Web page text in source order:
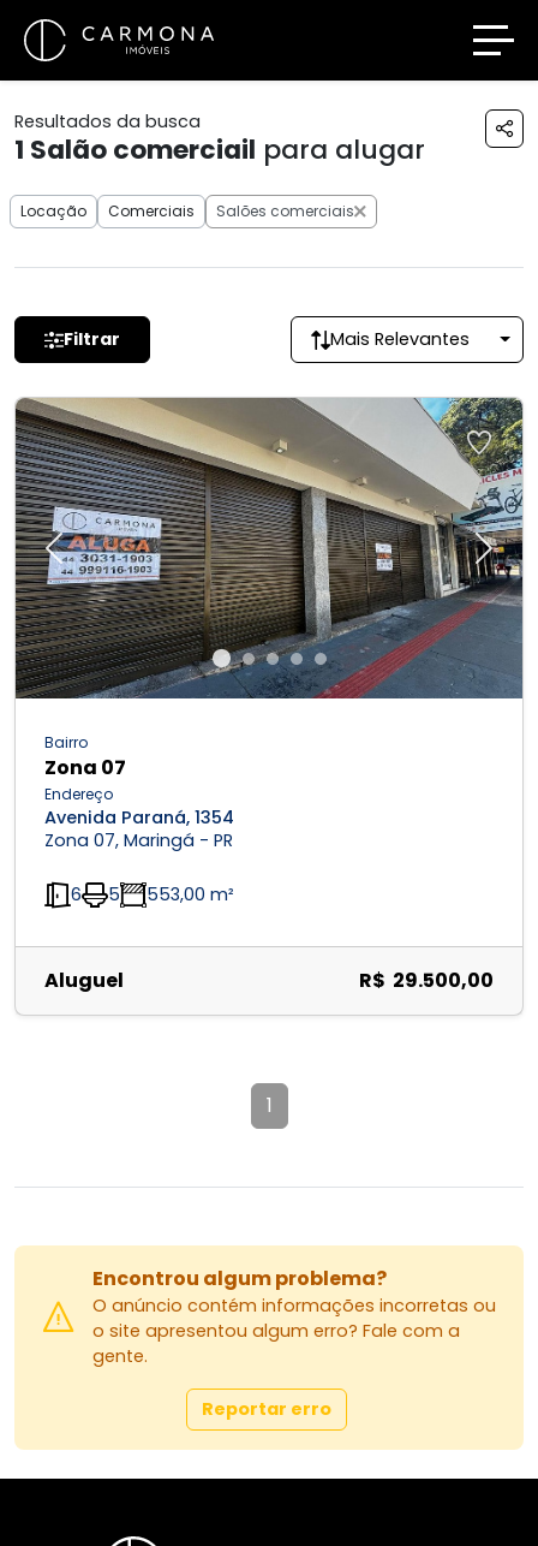
Resultados da busca
1 Salão comerciail para alugar
Locação Comerciais Salões comerciais
Filtrar Mais Relevantes
Previous Next
Bairro
Zona 07
Endereço
Avenida Paraná, 1354
Zona 07, Maringá - PR
6 5 553,00 m²
Aluguel R$ 29.500,00
1
Encontrou algum problema?
O anúncio contém informações incorretas ou
o site apresentou algum erro? Fale com a
gente.
Reportar erro